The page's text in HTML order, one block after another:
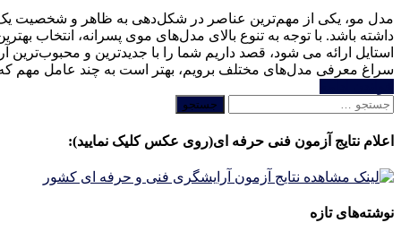
مدل مو، یکی از مهم‌ترین عناصر در شکل‌دهی به ظاهر و شخصیت یک
داشته باشد. با توجه به تنوع بالای مدل‌های موی پسرانه، انتخاب
استایل ارائه می شود، قصد داریم شما را با جدیدترین و
سراغ معرفی مدل‌های مختلف برویم، بهتر است به چند عامل مهم
جستجو
اعلام نتایج آزمون فنی حرفه ای(روی عکس کلیک نمایید):
نوشته‌های تازه